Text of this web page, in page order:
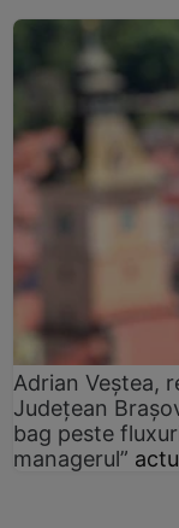
Adrian Veștea,
Județean
bag peste
managerul”